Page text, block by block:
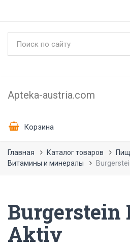
Apteka-austria.com
Корзина
Главная Каталог товаров
Витамины и минералы
Burgerstein
Aktiv